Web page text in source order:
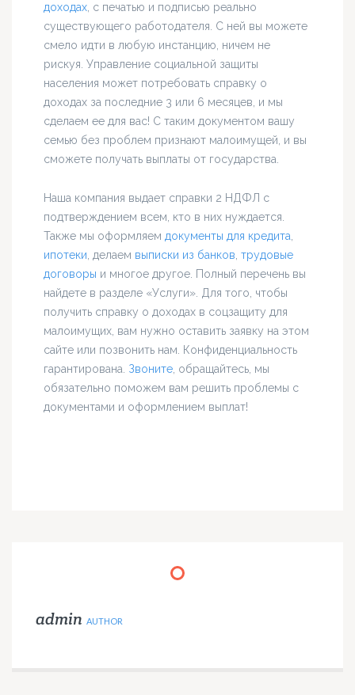
доходах, с печатью и подписью реально
существующего работодателя. С ней вы можете
смело идти в любую инстанцию, ничем не
рискуя. Управление социальной защиты
населения может потребовать справку о
доходах за последние 3 или 6 месяцев, и мы
сделаем ее для вас! С таким документом вашу
семью без проблем признают малоимущей, и вы
сможете получать выплаты от государства.
Наша компания выдает справки 2 НДФЛ с
подтверждением всем, кто в них нуждается.
Также мы оформляем документы для кредита,
ипотеки, делаем выписки из банков, трудовые
договоры и многое другое. Полный перечень вы
найдете в разделе «Услуги». Для того, чтобы
получить справку о доходах в соцзащиту для
малоимущих, вам нужно оставить заявку на этом
сайте или позвонить нам. Конфиденциальность
гарантирована. Звоните, обращайтесь, мы
обязательно поможем вам решить проблемы с
документами и оформлением выплат!
admin AUTHOR